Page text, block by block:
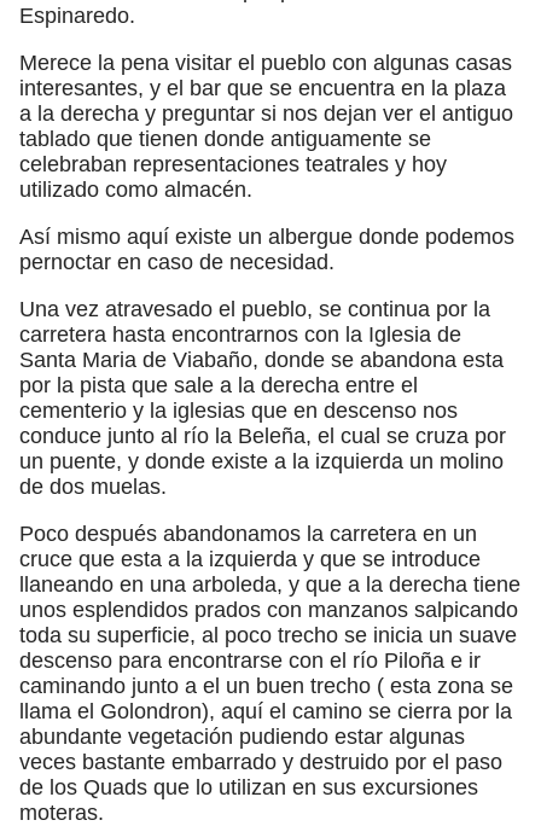
Espinaredo.
Merece la pena visitar el pueblo con algunas casas
interesantes, y el bar que se encuentra en la plaza
a la derecha y preguntar si nos dejan ver el antiguo
tablado que tienen donde antiguamente se
celebraban representaciones teatrales y hoy
utilizado como almacén.
Así mismo aquí existe un albergue donde podemos
pernoctar en caso de necesidad.
Una vez atravesado el pueblo, se continua por la
carretera hasta encontrarnos con la Iglesia de
Santa Maria de Viabaño, donde se abandona esta
por la pista que sale a la derecha entre el
cementerio y la iglesias que en descenso nos
conduce junto al río la Beleña, el cual se cruza por
un puente, y donde existe a la izquierda un molino
de dos muelas.
Poco después abandonamos la carretera en un
cruce que esta a la izquierda y que se introduce
llaneando en una arboleda, y que a la derecha tiene
unos esplendidos prados con manzanos salpicando
toda su superficie, al poco trecho se inicia un suave
descenso para encontrarse con el río Piloña e ir
caminando junto a el un buen trecho ( esta zona se
llama el Golondron), aquí el camino se cierra por la
abundante vegetación pudiendo estar algunas
veces bastante embarrado y destruido por el paso
de los Quads que lo utilizan en sus excursiones
moteras.